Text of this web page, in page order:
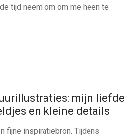
tijd neem om om me heen te
mijn liefde
en kleine details
fijne inspiratiebron. Tijdens